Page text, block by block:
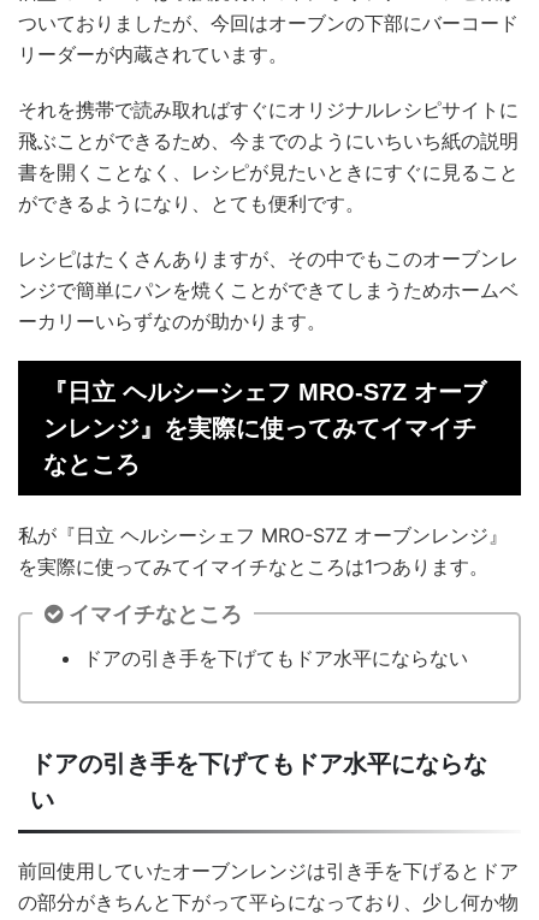
ついておりましたが、今回はオーブンの下部にバーコード
リーダーが内蔵されています。
それを携帯で読み取ればすぐにオリジナルレシピサイトに
飛ぶことができるため、今までのようにいちいち紙の説明
書を開くことなく、レシピが見たいときにすぐに見ること
ができるようになり、とても便利です。
レシピはたくさんありますが、その中でもこのオーブンレ
ンジで簡単にパンを焼くことができてしまうためホームベ
ーカリーいらずなのが助かります。
『日立 ヘルシーシェフ MRO-S7Z オーブ
ンレンジ』を実際に使ってみてイマイチ
なところ
私が『日立 ヘルシーシェフ MRO-S7Z オーブンレンジ』
を実際に使ってみてイマイチなところは1つあります。
イマイチなところ
ドアの引き手を下げてもドア水平にならない
ドアの引き手を下げてもドア水平にならな
い
前回使用していたオーブンレンジは引き手を下げるとドア
の部分がきちんと下がって平らになっており、少し何か物